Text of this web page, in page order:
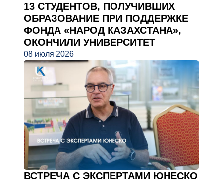
13 СТУДЕНТОВ, ПОЛУЧИВШИХ
ОБРАЗОВАНИЕ ПРИ ПОДДЕРЖКЕ
ФОНДА «НАРОД КАЗАХСТАНА»,
ОКОНЧИЛИ УНИВЕРСИТЕТ
08 июля 2026
ВСТРЕЧА С ЭКСПЕРТАМИ ЮНЕСКО